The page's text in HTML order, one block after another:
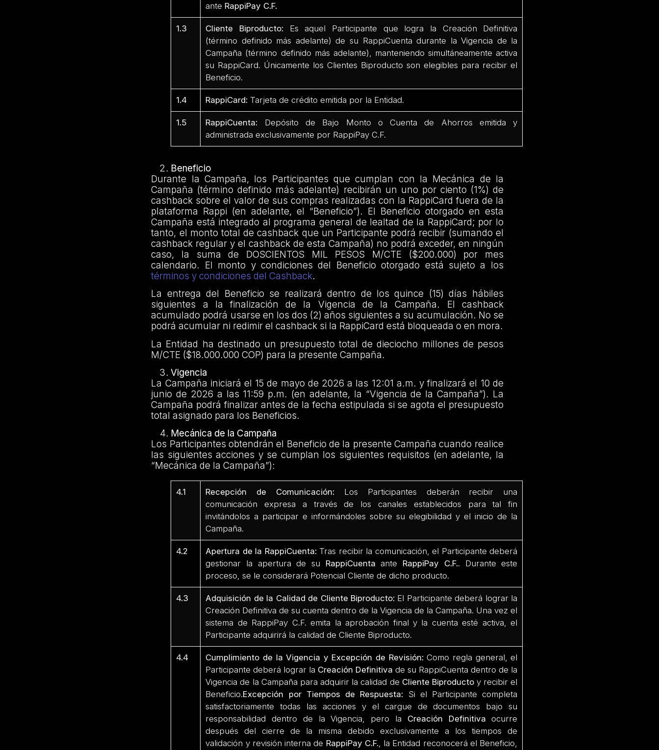
ante RappiPay C.F.
1.3 Cliente Biproducto: Es aquel Participante que logra la Creación Definitiva
(término definido más adelante) de su RappiCuenta durante la Vigencia de la
Campaña (término definido más adelante), manteniendo simultáneamente activa
su RappiCard. Únicamente los Clientes Biproducto son elegibles para recibir el
Beneficio.
1.4 RappiCard: Tarjeta de crédito emitida por la Entidad.
1.5 RappiCuenta: Depósito de Bajo Monto o Cuenta de Ahorros emitida y
administrada exclusivamente por RappiPay C.F.
Beneficio
Durante la Campaña, los Participantes que cumplan con la Mecánica de la
Campaña (término definido más adelante) recibirán un uno por ciento (1%) de
cashback sobre el valor de sus compras realizadas con la RappiCard fuera de la
plataforma Rappi (en adelante, el “Beneficio”). El Beneficio otorgado en esta
Campaña está integrado al programa general de lealtad de la RappiCard; por lo
tanto, el monto total de cashback que un Participante podrá recibir (sumando el
cashback regular y el cashback de esta Campaña) no podrá exceder, en ningún
caso, la suma de DOSCIENTOS MIL PESOS M/CTE ($200.000) por mes
calendario. El monto y condiciones del Beneficio otorgado está sujeto a los
términos y condiciones del Cashback.
La entrega del Beneficio se realizará dentro de los quince (15) días hábiles
siguientes a la finalización de la Vigencia de la Campaña. El cashback
acumulado podrá usarse en los dos (2) años siguientes a su acumulación. No se
podrá acumular ni redimir el cashback si la RappiCard está bloqueada o en mora.
La Entidad ha destinado un presupuesto total de dieciocho millones de pesos
M/CTE ($18.000.000 COP) para la presente Campaña.
Vigencia
La Campaña iniciará el 15 de mayo de 2026 a las 12:01 a.m. y finalizará el 10 de
junio de 2026 a las 11:59 p.m. (en adelante, la “Vigencia de la Campaña”). La
Campaña podrá finalizar antes de la fecha estipulada si se agota el presupuesto
total asignado para los Beneficios.
Mecánica de la Campaña
Los Participantes obtendrán el Beneficio de la presente Campaña cuando realice
las siguientes acciones y se cumplan los siguientes requisitos (en adelante, la
“Mecánica de la Campaña”):
4.1 Recepción de Comunicación: Los Participantes deberán recibir una
comunicación expresa a través de los canales establecidos para tal fin
invitándolos a participar e informándoles sobre su elegibilidad y el inicio de la
Campaña.
4.2 Apertura de la RappiCuenta: Tras recibir la comunicación, el Participante deberá
gestionar la apertura de su RappiCuenta ante RappiPay C.F.. Durante este
proceso, se le considerará Potencial Cliente de dicho producto.
4.3 Adquisición de la Calidad de Cliente Biproducto: El Participante deberá lograr la
Creación Definitiva de su cuenta dentro de la Vigencia de la Campaña. Una vez el
sistema de RappiPay C.F. emita la aprobación final y la cuenta esté activa, el
Participante adquirirá la calidad de Cliente Biproducto.
4.4 Cumplimiento de la Vigencia y Excepción de Revisión: Como regla general, el
Participante deberá lograr la Creación Definitiva de su RappiCuenta dentro de la
Vigencia de la Campaña para adquirir la calidad de Cliente Biproductoy recibir el
Beneficio.Excepción por Tiempos de Respuesta: Si el Participante completa
satisfactoriamente todas las acciones y el cargue de documentos bajo su
responsabilidad dentro de la Vigencia, pero la Creación Definitiva ocurre
después del cierre de la misma debido exclusivamente a los tiempos de
validación y revisión interna de RappiPay C.F., la Entidad reconocerá el Beneficio,